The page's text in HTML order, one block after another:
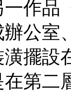
作品
公室
擺設
第二